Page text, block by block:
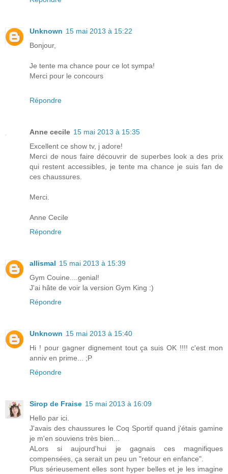
Unknown 15 mai 2013 à 15:22
Bonjour,
Je tente ma chance pour ce lot sympa!
Merci pour le concours
Répondre
Anne cecile 15 mai 2013 à 15:35
Excellent ce show tv, j adore!
Merci de nous faire découvrir de superbes look a des prix
qui restent accessibles, je tente ma chance je suis fan de
ces chaussures.
Merci.
Anne Cecile
Répondre
allismal 15 mai 2013 à 15:39
Gym Couine....genial!
J'ai hâte de voir la version Gym King :)
Répondre
Unknown 15 mai 2013 à 15:40
Hi ! pour gagner dignement tout ça suis OK !!!! c'est mon
anniv en prime... ;P
Répondre
Sirop de Fraise 15 mai 2013 à 16:09
Hello par ici.
J'avais des chaussures le Coq Sportif quand j'étais gamine
je m'en souviens très bien...
ALors si aujourd'hui je gagnais ces magnifiques
compensées, ça serait un peu un "retour en enfance".
Plus sérieusement elles sont hyper belles et je les imagine